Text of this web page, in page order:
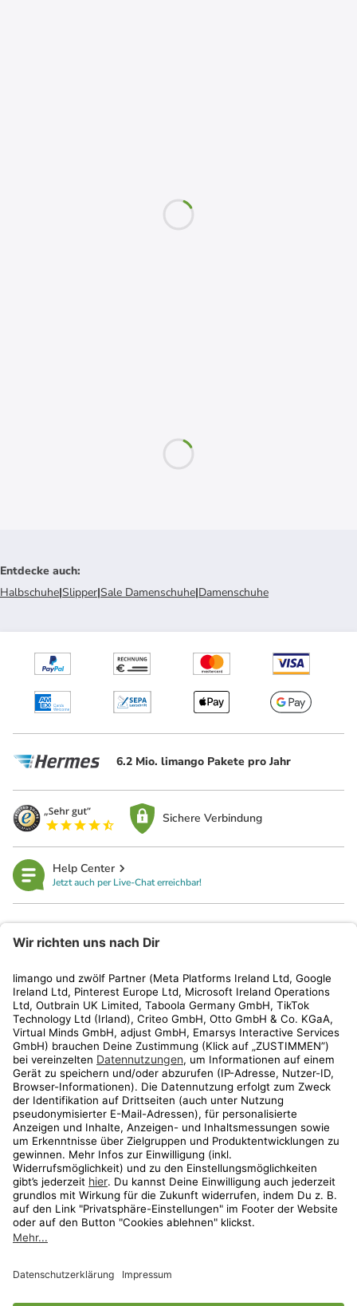
Entdecke auch:
Halbschuhe|Slipper|Sale Damenschuhe|Damenschuhe
6.2 Mio. limango Pakete pro Jahr
Sichere Verbindung
Help Center
Jetzt auch per Live-Chat erreichbar!
Kundenservice
Shop
Aktionen
Travel